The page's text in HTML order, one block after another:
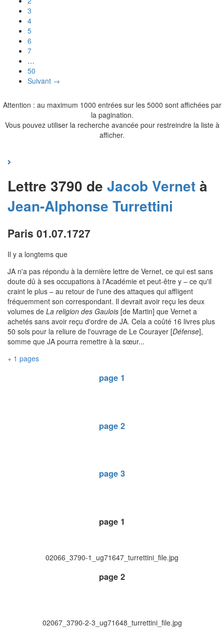
3
4
5
6
7
…
50
Suivant →
Attention : au maximum 1000 entrées sur les 5000 sont affichées par
la pagination.
Vous pouvez utiliser la recherche avancée pour restreindre la liste à
afficher.
Lettre 3790 de Jacob Vernetà
Jean-Alphonse Turrettini
Paris 01.07.1727
Il y a longtems que
JA n'a pas répondu à la dernière lettre de Vernet, ce qui est sans
doute dû à ses occupations à l'Académie et peut-être y – ce qu'il
craint le plus – au retour de l'une des attaques qui affligent
fréquemment son correspondant. Il devrait avoir reçu les deux
volumes de La religion des Gaulois [de Martin] que Vernet a
achetés sans avoir reçu d'ordre de JA. Cela a coûté 16 livres plus
50 sols pour la reliure de l'ouvrage de Le Courayer [Défense],
somme que JA pourra remettre à la sœur...
+ 1 pages
page 1
page 2
page 3
page 1
02066_3790-1_ug71647_turrettini_file.jpg
page 2
02067_3790-2-3_ug71648_turrettini_file.jpg